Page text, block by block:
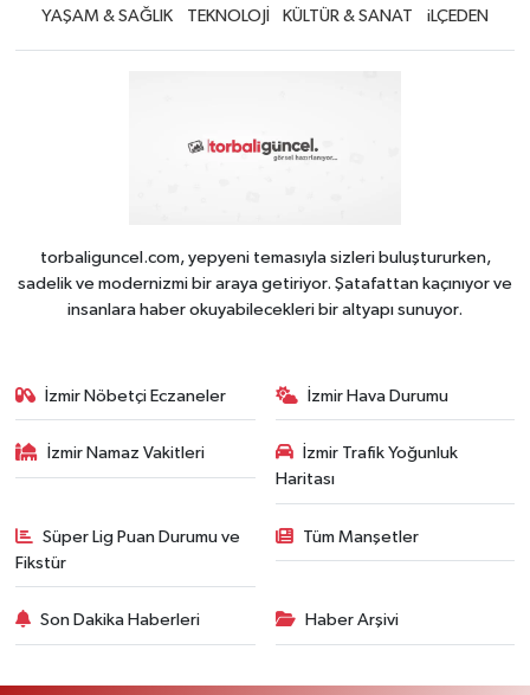
YAŞAM & SAĞLIK
TEKNOLOJİ KÜLTÜR & SANAT iLÇEDEN
torbaliguncel.com, yepyeni temasıyla sizleri buluştururken,
sadelik ve modernizmi bir araya getiriyor. Şatafattan kaçınıyor ve
insanlara haber okuyabilecekleri bir altyapı sunuyor.
İzmir Nöbetçi Eczaneler İzmir Hava Durumu
İzmir Namaz Vakitleri
İzmir Trafik Yoğunluk
Haritası
Süper Lig Puan Durumu ve
Fikstür
Tüm Manşetler
Son Dakika Haberleri Haber Arşivi